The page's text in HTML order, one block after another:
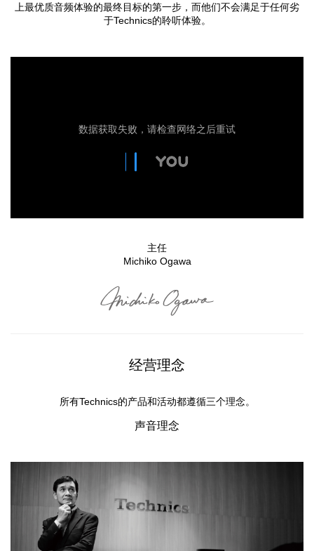
上最优质音频体验的最终目标的第一步，而他们不会满足于任何劣
于Technics的聆听体验。
主任
Michiko Ogawa
经营理念
所有Technics的产品和活动都遵循三个理念。
声音理念